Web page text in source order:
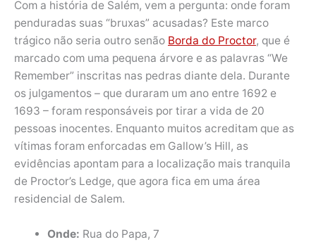
Com a história de Salém, vem a pergunta: onde foram
penduradas suas “bruxas” acusadas? Este marco
trágico não seria outro senão Borda do Proctor, que é
marcado com uma pequena árvore e as palavras “We
Remember” inscritas nas pedras diante dela. Durante
os julgamentos – que duraram um ano entre 1692 e
1693 – foram responsáveis por tirar a vida de 20
pessoas inocentes. Enquanto muitos acreditam que as
vítimas foram enforcadas em Gallow’s Hill, as
evidências apontam para a localização mais tranquila
de Proctor’s Ledge, que agora fica em uma área
residencial de Salem.
Onde: Rua do Papa, 7